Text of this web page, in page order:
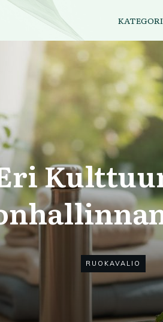
RUOKAVALIO